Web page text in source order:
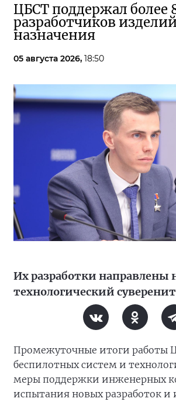
ЦБСТ поддержал более
разработчиков
назначения
05 августа 2026, 18:50
Их разработки направлены
технологический
Промежуточные итоги работы
беспилотных систем и
меры поддержки инженерных
испытания новых разработок и